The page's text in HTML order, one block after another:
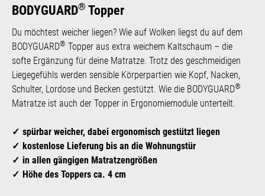
BODYGUARD® Topper
Du möchtest weicher liegen? Wie auf Wolken liegst du auf dem
BODYGUARD® Topper aus extra weichem Kaltschaum – die
softe Ergänzung für deine Matratze. Trotz des geschmeidigen
Liegegefühls werden sensible Körperpartien wie Kopf, Nacken,
Schulter, Lordose und Becken gestützt. Wie die BODYGUARD®
Matratze ist auch der Topper in Ergonomiemodule unterteilt.
spürbar weicher, dabei ergonomisch gestützt liegen
kostenlose Lieferung bis an die Wohnungstür
in allen gängigen Matratzengrößen
Höhe des Toppers ca. 4 cm